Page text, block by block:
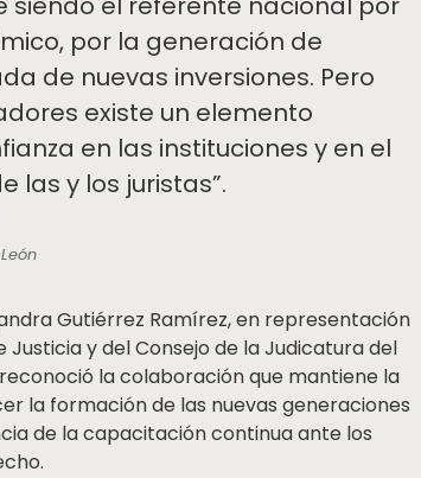
por la generación de
de nuevas inversiones. Pero
existe un elemento
en las instituciones y en el
las y los juristas”.
Gutiérrez Ramírez, en representación
y del Consejo de la Judicatura del
la colaboración que mantiene la
la formación de las nuevas generaciones
de la capacitación continua ante los